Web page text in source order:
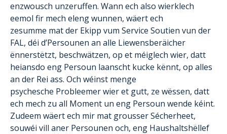
enzwousch unzeruffen. Wann ech also wierklech
eemol fir mech eleng wunnen, wäert ech
zesumme mat der Ekipp vum Service Soutien vun der
FAL, déi d’Persounen an alle Liewensberäicher
ënnerstëtzt, beschwätzen, op et méiglech wier, datt
heiansdo eng Persoun laanscht kucke kënnt, op alles
an der Rei ass. Och wéinst menge
psychesche Probleemer wier et gutt, ze wëssen, datt
ech mech zu all Moment un eng Persoun wende kéint.
Zudeem wäert ech mir mat grousser Sécherheet,
souwéi vill aner Persounen och, eng Haushaltshëllef